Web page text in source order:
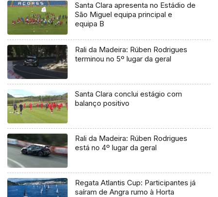
Santa Clara apresenta no Estádio de
São Miguel equipa principal e
equipa B
Rali da Madeira: Rúben Rodrigues
terminou no 5º lugar da geral
Santa Clara conclui estágio com
balanço positivo
Rali da Madeira: Rúben Rodrigues
está no 4º lugar da geral
Regata Atlantis Cup: Participantes já
saíram de Angra rumo à Horta